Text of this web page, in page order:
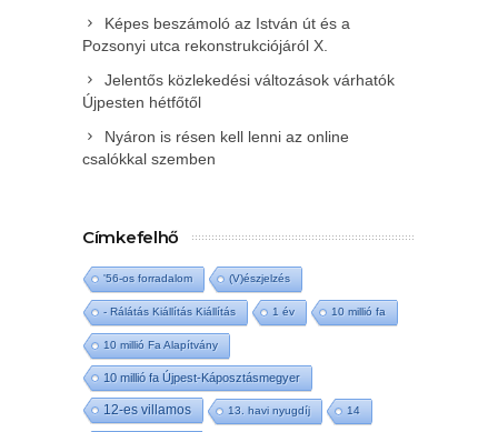
Képes beszámoló az István út és a
Pozsonyi utca rekonstrukciójáról X.
Jelentős közlekedési változások várhatók
Újpesten hétfőtől
Nyáron is résen kell lenni az online
csalókkal szemben
Címkefelhő
'56-os forradalom (V)észjelzés
- Rálátás Kiállítás Kiállítás 1 év 10 millió fa
10 millió Fa Alapítvány
10 millió fa Újpest-Káposztásmegyer
12-es villamos 13. havi nyugdíj 14